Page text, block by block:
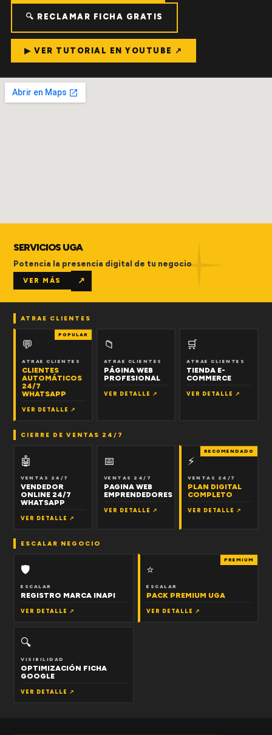
🔍 RECLAMAR FICHA GRATIS
▶ VER TUTORIAL EN YOUTUBE ↗
SERVICIOS UGA
Potencia la presencia digital de tu negocio
VER MÁS ↗
ATRAE CLIENTES
POPULAR
💬
ATRAE CLIENTES
CLIENTES
AUTOMÁTICOS
24/7
WHATSAPP
VER DETALLE ↗
📁
ATRAE CLIENTES
PÁGINA WEB
PROFESIONAL
VER DETALLE ↗
🛒
ATRAE CLIENTES
TIENDA E-
COMMERCE
VER DETALLE ↗
CIERRE DE VENTAS 24/7
🤖
VENTAS 24/7
VENDEDOR
ONLINE 24/7
WHATSAPP
VER DETALLE ↗
📅
VENTAS 24/7
PAGINA WEB
EMPRENDEDORES
VER DETALLE ↗
RECOMENDADO
⚡
VENTAS 24/7
PLAN DIGITAL
COMPLETO
VER DETALLE ↗
ESCALAR NEGOCIO
🛡
ESCALAR
REGISTRO MARCA INAPI
VER DETALLE ↗
PREMIUM
⭐
ESCALAR
PACK PREMIUM UGA
VER DETALLE ↗
🔍
VISIBILIDAD
OPTIMIZACIÓN FICHA
GOOGLE
VER DETALLE ↗